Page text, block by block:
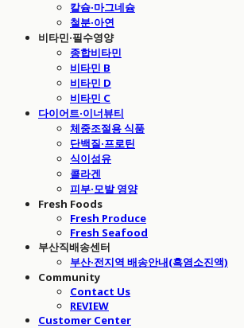
칼슘·마그네슘
철분·아연
비타민·필수영양
종합비타민
비타민 B
비타민 D
비타민 C
다이어트·이너뷰티
체중조절용 식품
단백질·프로틴
식이섬유
콜라겐
피부·모발 영양
Fresh Foods
Fresh Produce
Fresh Seafood
부산직배송센터
부산·전지역 배송안내(흑염소진액)
Community
Contact Us
REVIEW
Customer Center